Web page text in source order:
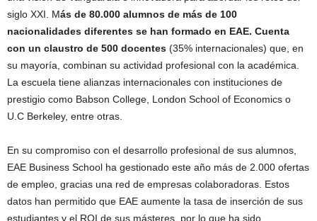
siglo XXI. Más de 80.000 alumnos de más de 100
nacionalidades diferentes se han formado en EAE. Cuenta
con un claustro de 500 docentes (35% internacionales) que, en
su mayoría, combinan su actividad profesional con la académica.
La escuela tiene alianzas internacionales con instituciones de
prestigio como Babson College, London School of Economics o
U.C Berkeley, entre otras.
En su compromiso con el desarrollo profesional de sus alumnos,
EAE Business School ha gestionado este año más de 2.000 ofertas
de empleo, gracias una red de empresas colaboradoras. Estos
datos han permitido que EAE aumente la tasa de inserción de sus
estudiantes y el ROI de sus másteres, por lo que ha sido